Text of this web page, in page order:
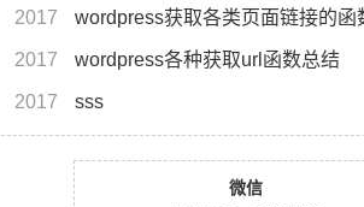
2017 wordpress获取各类页面链接的函
2017 wordpress各种获取url函数总结
2017 sss
微信